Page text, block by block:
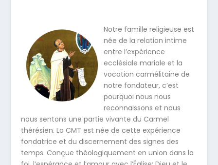
Notre famille religieuse est
née de la relation intime
entre l’expérience
ecclésiale mariale et la
vocation carmélitaine de
notre fondateur, c’est
pourquoi nous nous
reconnaissons et nous
nous sentons une partie vivante du Carmel
thérésien. La CMT est née de cette expérience
fondatrice et du discernement des signes des
temps. Conçue théologiquement en union dans la